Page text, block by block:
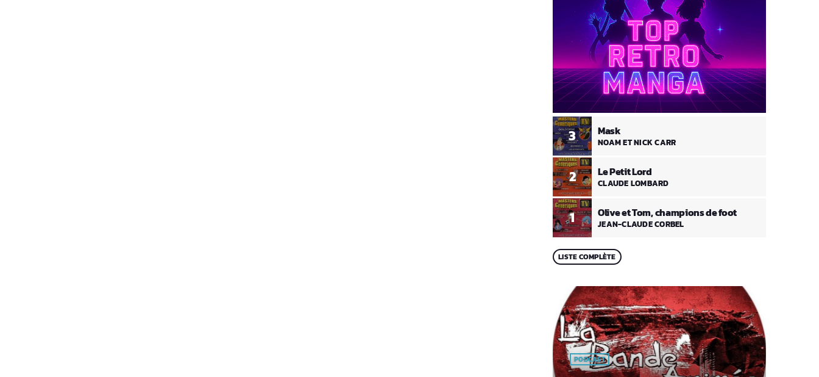
1 Olive et Tom, champions de foot
JEAN-CLAUDE CORBEL
2 Le Petit Lord
CLAUDE LOMBARD
3 Mask
NOAM ET NICK CARR
LISTE COMPLÈTE
PODCAST